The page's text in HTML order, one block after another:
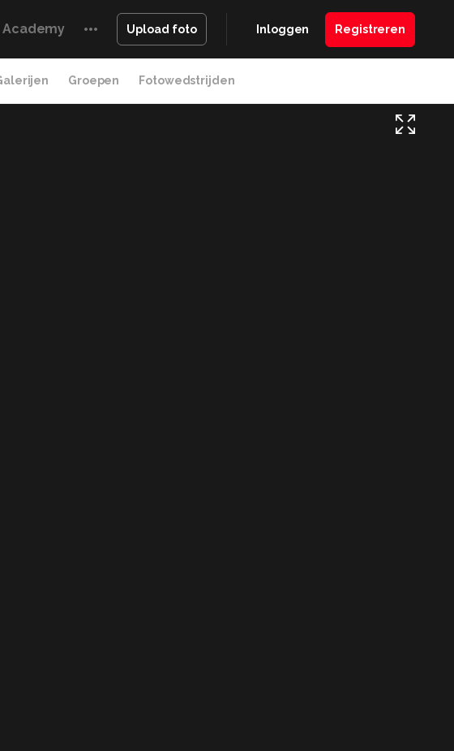
Academy Upload foto Inloggen Registreren
Groepen Fotowedstrijden